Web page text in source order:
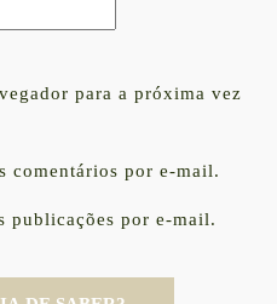
para a próxima vez
comentários por e-mail.
publicações por e-mail.